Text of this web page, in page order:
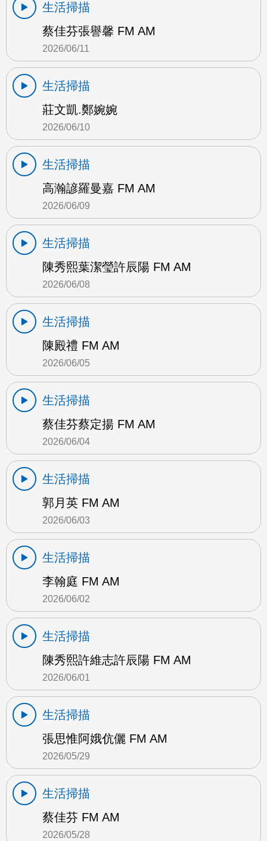
生活掃描
蔡佳芬張譽馨 FM AM
2026/06/11
生活掃描
莊文凱.鄭婉婉
2026/06/10
生活掃描
高瀚諺羅曼嘉 FM AM
2026/06/09
生活掃描
陳秀熙葉潔瑩許辰陽 FM AM
2026/06/08
生活掃描
陳殿禮 FM AM
2026/06/05
生活掃描
蔡佳芬蔡定揚 FM AM
2026/06/04
生活掃描
郭月英 FM AM
2026/06/03
生活掃描
李翰庭 FM AM
2026/06/02
生活掃描
陳秀熙許維志許辰陽 FM AM
2026/06/01
生活掃描
張思惟阿娥伉儷 FM AM
2026/05/29
生活掃描
蔡佳芬 FM AM
2026/05/28